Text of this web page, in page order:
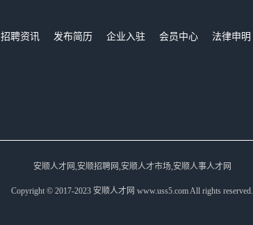
招聘资讯 发布简历 企业入驻 会员中心
法律申明
安顺人才网,安顺招聘网,安顺人才市场,安顺人事人才网
Copyright © 2017-2023 安顺人才网 www.uss5.com All rights reserved.